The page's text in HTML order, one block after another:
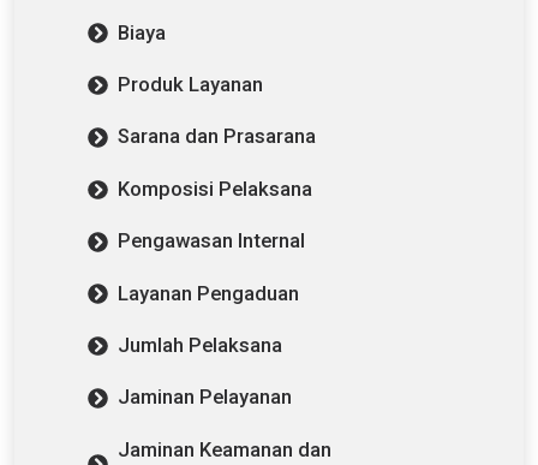
Biaya
Produk Layanan
Sarana dan Prasarana
Komposisi Pelaksana
Pengawasan Internal
Layanan Pengaduan
Jumlah Pelaksana
Jaminan Pelayanan
Jaminan Keamanan dan